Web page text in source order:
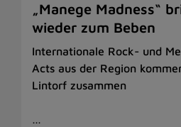
„Manege Madness“
wieder zum Beben
Internationale Rock- und
Acts aus der Region
Lintorf zusammen
…